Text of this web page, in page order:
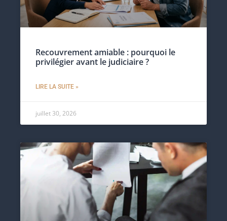
Recouvrement amiable : pourquoi le
privilégier avant le judiciaire ?
LIRE LA SUITE »
juillet 30, 2026